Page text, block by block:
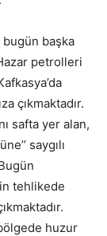
bugün başka
petrolleri
çıkmaktadır.
safta yer alan,
saygılı
tehlikede
huzur